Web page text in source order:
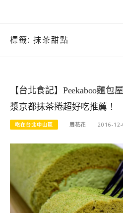
標籤: 抹茶甜點
【台北食記】Peekaboo麵包
漿京都抹茶捲超好吃推薦！
吃在台北中山區 周花花 2016-12-